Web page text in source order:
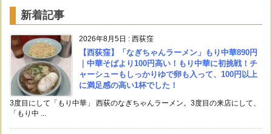
新着記事
2026年8月5日 : 西荻窪
【西荻窪】「なぎちゃんラーメン」もり中華890円
｜中華そばより100円高い！もり中華に初挑戦！チ
ャーシューもしっかりゆで卵も入って、100円以上
に満足感の高い1杯でした！
3度目にして「もり中華」 西荻のなぎちゃんラーメン。3度目の来店にして、
「もり中 ...